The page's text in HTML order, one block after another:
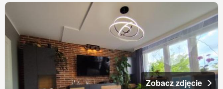
Zobacz zdjęcie